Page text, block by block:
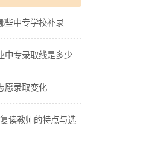
些中专学校补录
中专录取线是多少
愿录取变化
读教师的特点与选